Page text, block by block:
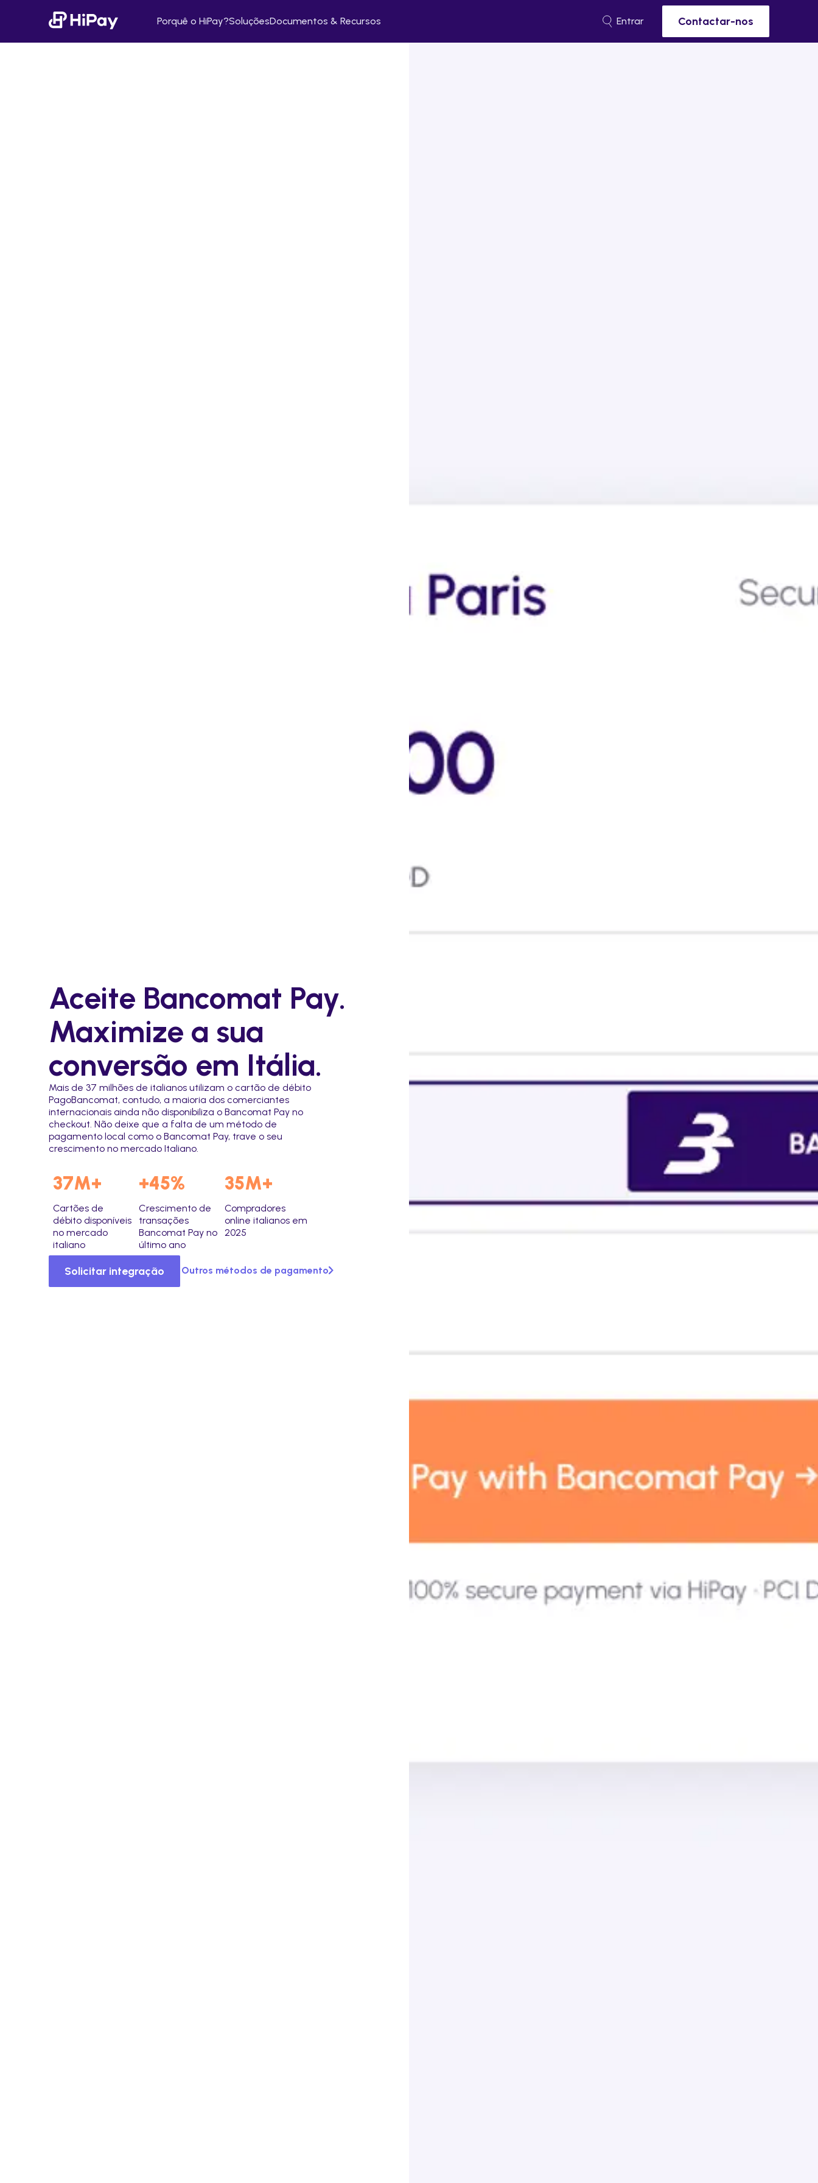
Porquê o HiPay?SoluçõesDocumentos & Recursos Entrar Contactar-nos
Aceite Bancomat Pay.
Maximize a sua
conversão em Itália.
Mais de 37 milhões de italianos utilizam o cartão de débito
PagoBancomat, contudo, a maioria dos comerciantes
internacionais ainda não disponibiliza o Bancomat Pay no
checkout. Não deixe que a falta de um método de
pagamento local como o Bancomat Pay, trave o seu
crescimento no mercado Italiano.
37M+ +45% 35M+
Cartões de
débito disponíveis
no mercado
italiano
Crescimento de
transações
Bancomat Pay no
último ano
Compradores
online italianos em
2025
Solicitar integração Outros métodos de pagamento